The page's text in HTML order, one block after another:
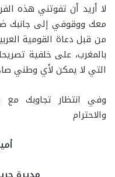
لا أريد أن تفوتني هذه
معك ووقوفي إلى جانبك
من قبل دعاة القومية
بالمغرب، على خلفية
التي لا يمكن لأي وطني
وفي انتظار تجاوبك مع
والاحترام